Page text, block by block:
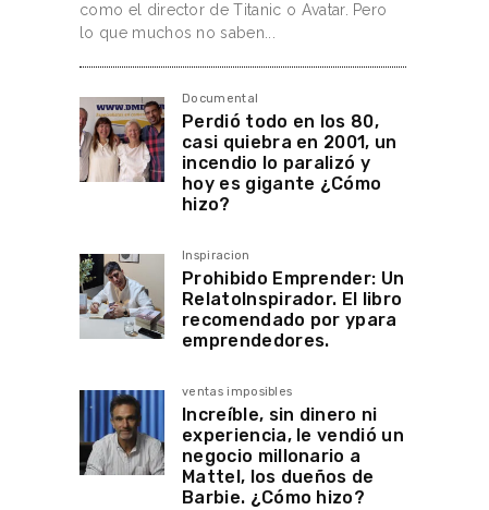
como el director de Titanic o Avatar. Pero
lo que muchos no saben...
Documental
Perdió todo en los 80,
casi quiebra en 2001, un
incendio lo paralizó y
hoy es gigante ¿Cómo
hizo?
Inspiracion
Prohibido Emprender: Un
RelatoInspirador. El libro
recomendado por ypara
emprendedores.
ventas imposibles
Increíble, sin dinero ni
experiencia, le vendió un
negocio millonario a
Mattel, los dueños de
Barbie. ¿Cómo hizo?